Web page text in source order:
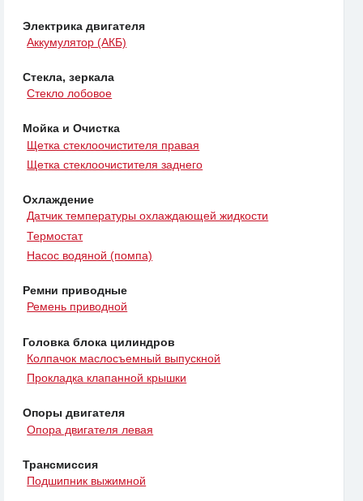
Электрика двигателя
Аккумулятор (АКБ)
Стекла, зеркала
Стекло лобовое
Мойка и Очистка
Щетка стеклоочистителя правая
Щетка стеклоочистителя заднего
Охлаждение
Датчик температуры охлаждающей жидкости
Термостат
Насос водяной (помпа)
Ремни приводные
Ремень приводной
Головка блока цилиндров
Колпачок маслосъемный выпускной
Прокладка клапанной крышки
Опоры двигателя
Опора двигателя левая
Трансмиссия
Подшипник выжимной